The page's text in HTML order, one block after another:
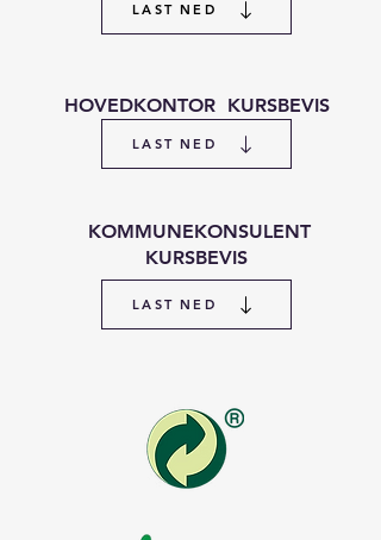
LAST NED
HOVEDKONTOR KURSBEVIS
LAST NED
KOMMUNEKONSULENT
KURSBEVIS
LAST NED